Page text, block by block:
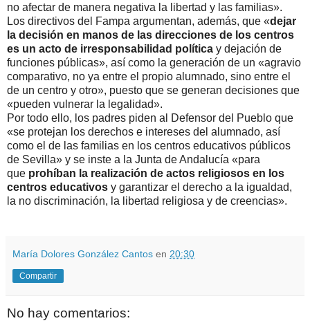
no afectar de manera negativa la libertad y las familias».
Los directivos del Fampa argumentan, además, que «dejar
la decisión en manos de las direcciones de los centros
es un acto de irresponsabilidad política y dejación de
funciones públicas», así como la generación de un «agravio
comparativo, no ya entre el propio alumnado, sino entre el
de un centro y otro», puesto que se generan decisiones que
«pueden vulnerar la legalidad».
Por todo ello, los padres piden al Defensor del Pueblo que
«se protejan los derechos e intereses del alumnado, así
como el de las familias en los centros educativos públicos
de Sevilla» y se inste a la Junta de Andalucía «para
que prohíban la realización de actos religiosos en los
centros educativos y garantizar el derecho a la igualdad,
la no discriminación, la libertad religiosa y de creencias».
María Dolores González Cantos en 20:30
Compartir
No hay comentarios: